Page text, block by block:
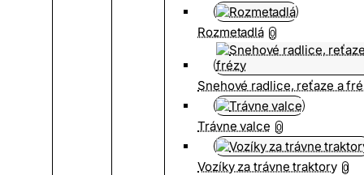
Rozmetadlá 0
Snehové radlice, reťaze a
Trávne valce 0
Vozíky za trávne traktory 0